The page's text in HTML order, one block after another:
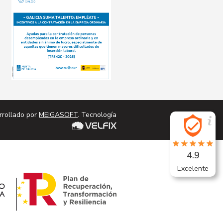
porMEIGASOFT. Tecnología
4.9
Excelente